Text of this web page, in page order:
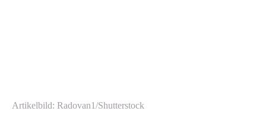
Artikelbild: Radovan1/Shutterstock